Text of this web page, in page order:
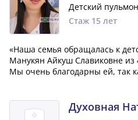
Детский
Стаж 15 лет
«Наша семья обращалась к
Манукян Айкуш Славиковне из
Мы очень благодарны ей, так
Славиковна оченьДуховная